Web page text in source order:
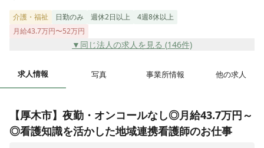
介護・福祉 日勤のみ 週休2日以上
4週8休以上
月給43.7万円〜52万円
▼同じ法人の求人を見る (146件)
求人情報 写真 事業所情報 他の求人
【厚木市】夜勤・オンコールなし◎月給43.7万円～
◎看護知識を活かした地域連携看護師のお仕事